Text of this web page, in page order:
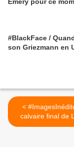
#BlackFace /
son Griezmann en
< #ImagesInédites / Le
calvaire final de
Gbagbo